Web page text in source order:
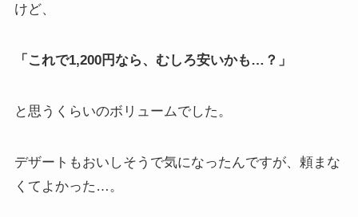
けど、
「これで1,200円なら、むしろ安いかも…？」
と思うくらいのボリュームでした。
デザートもおいしそうで気になったんですが、頼まな
くてよかった…。